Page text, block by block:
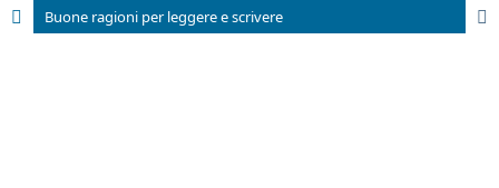
Buone ragioni per leggere e scrivere